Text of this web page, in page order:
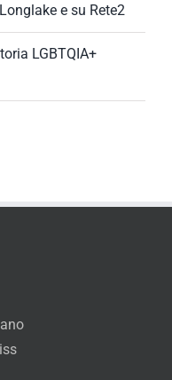
e su Rete2
LGBTQIA+